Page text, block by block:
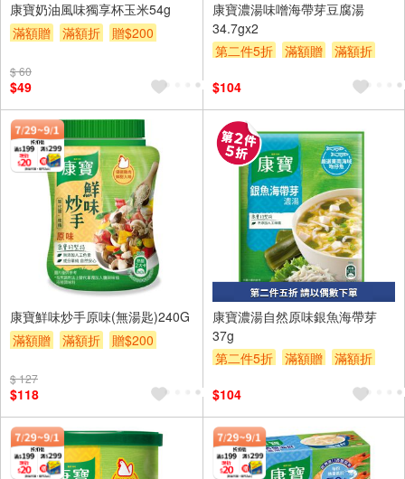
康寶奶油風味獨享杯玉米54g
滿額贈
滿額折 贈$200
$ 60
$49
康寶濃湯味噌海帶芽豆腐湯
34.7gx2
第二件5折
滿額贈
滿額折
$104
康寶鮮味炒手原味(無湯匙)240G
滿額贈
滿額折 贈$200
$ 127
$118
康寶濃湯自然原味銀魚海帶芽
37g
第二件5折
滿額贈
滿額折
$104